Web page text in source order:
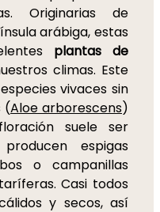
Originarias de
arábiga, estas
plantas de
climas. Este
vivaces sin
(Aloe arborescens)
suele ser
espigas
o campanillas
Casi todos
y secos, así